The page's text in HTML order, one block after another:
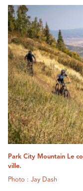
Park City Mountain Le
ville.
Photo : Jay Dash